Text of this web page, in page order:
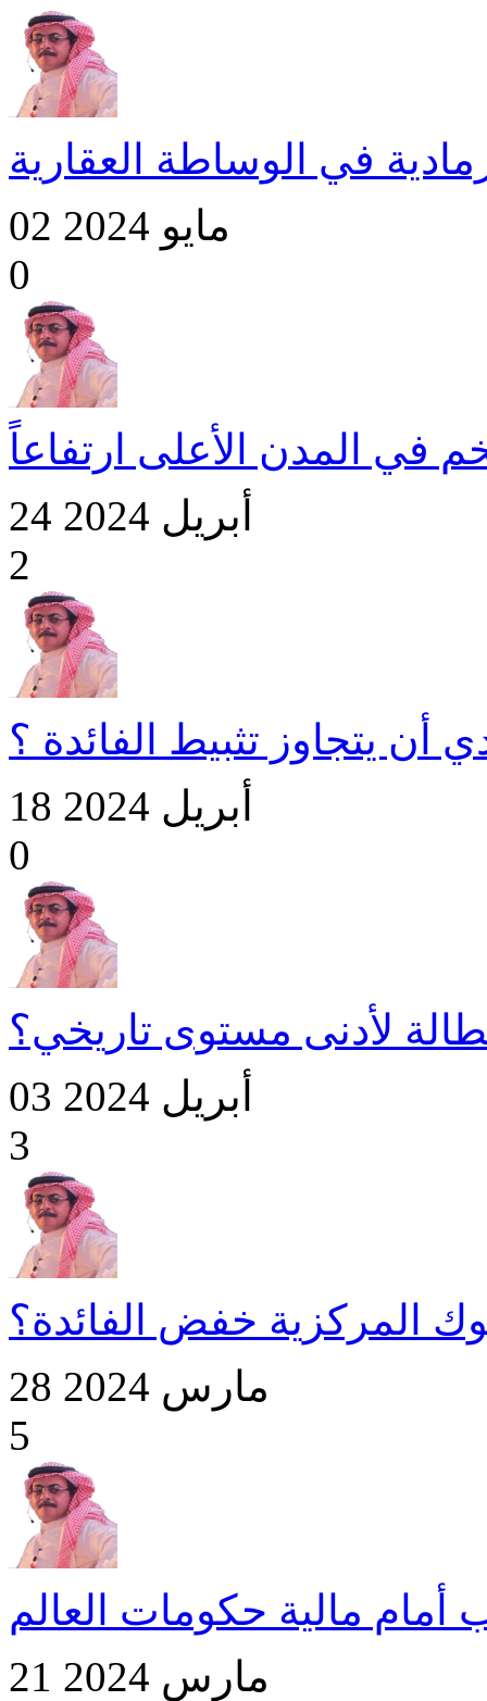
في الوساطة العقارية
02 مايو 2024
0
في المدن الأعلى ارتفاعاً
24 أبريل 2024
2
أن يتجاوز تثبيط الفائدة ؟
18 أبريل 2024
0
لأدنى مستوى تاريخي؟
03 أبريل 2024
3
المركزية خفض الفائدة؟
28 مارس 2024
5
أمام مالية حكومات العالم
21 مارس 2024